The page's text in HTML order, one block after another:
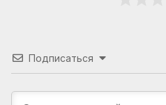
Подписаться